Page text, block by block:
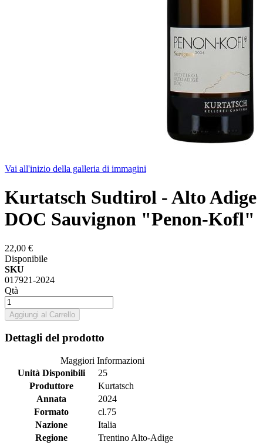
Vai all'inizio della galleria di immagini
Kurtatsch Sudtirol - Alto Adige
DOC Sauvignon "Penon-Kofl"
22,00 €
Disponibile
SKU
017921-2024
Qtà
Aggiungi al Carrello
Dettagli del prodotto
Maggiori Informazioni
Unità Disponibili
25
Produttore
Kurtatsch
Annata
2024
Formato
cl.75
Nazione
Italia
Regione
Trentino Alto-Adige